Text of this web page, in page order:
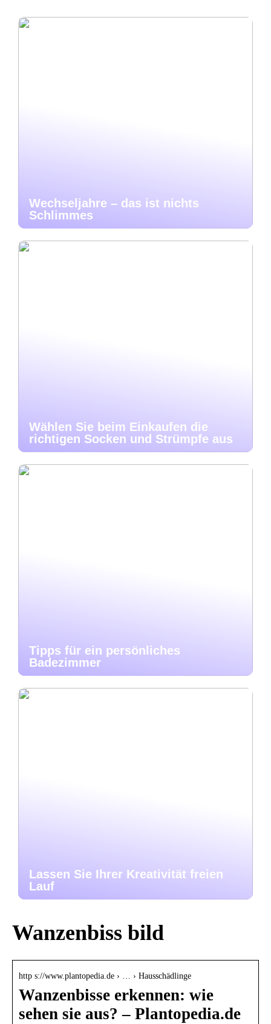
Wechseljahre – das ist nichts
Schlimmes
Wählen Sie beim Einkaufen die
richtigen Socken und Strümpfe aus
Tipps für ein persönliches
Badezimmer
Lassen Sie Ihrer Kreativität freien
Lauf
Wanzenbiss bild
http s://www.plantopedia.de › … › Hausschädlinge
Wanzenbisse erkennen: wie
sehen sie aus? – Plantopedia.de